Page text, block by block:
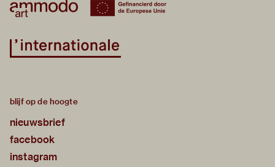
blijf op de hoogte
nieuwsbrief
facebook
instagram